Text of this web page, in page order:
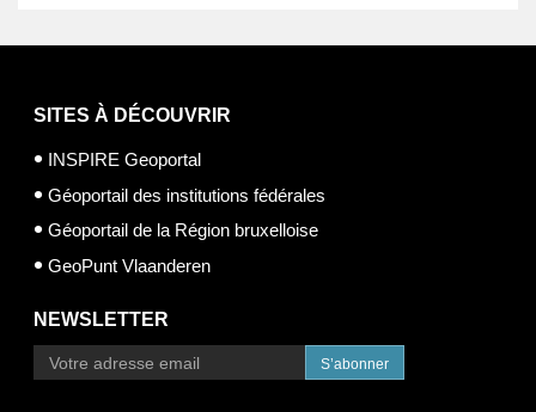
SITES À DÉCOUVRIR
INSPIRE Geoportal
Géoportail des institutions fédérales
Géoportail de la Région bruxelloise
GeoPunt Vlaanderen
NEWSLETTER
S’abonner